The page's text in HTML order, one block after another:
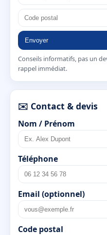
Envoyer
Conseils informatifs, pas un
rappel immédiat.
✉️ Contact & devis
Nom / Prénom
Téléphone
Email (optionnel)
Code postal